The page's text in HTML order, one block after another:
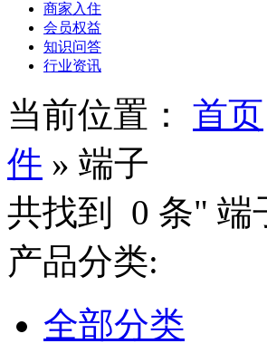
商家入住
会员权益
知识问答
行业资讯
当前位置： 首页
件 » 端子
共找到
0 条" 端
产品分类:
全部分类